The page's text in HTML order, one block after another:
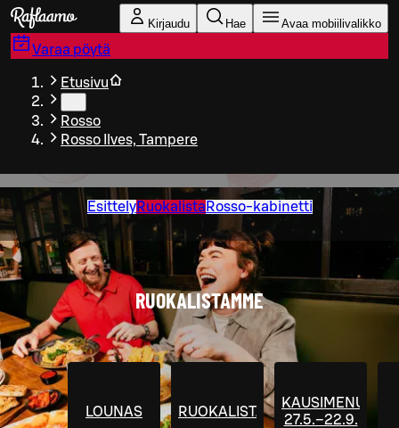
Siirry pääsisältöön
Kirjaudu Hae Avaa mobiilivalikko
Varaa pöytä
Etusivu
Rosso
Rosso Ilves, Tampere
EsittelyRuokalista Rosso-kabinetti
RUOKALISTAMME
LOUNAS RUOKALISTA
KAUSIMENUT
27.5.–22.9.